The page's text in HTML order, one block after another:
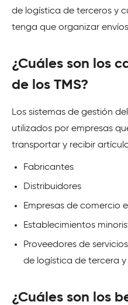
de logística de terceros y
tenga que organizar
¿Cuáles son los
de los TMS?
Los sistemas de gestión
utilizados por empresas
transportar y recibir
Fabricantes
Distribuidores
Empresas de comercio
Establecimientos
Proveedores de
de logística de tercera y
¿Cuáles son los